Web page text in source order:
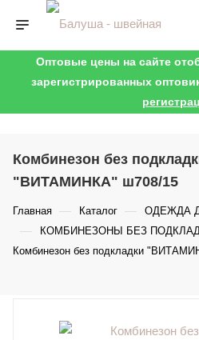
Оптовые цены на сайте
зарегистрированных
Комбинезон без
"ВИТАМИНКА" ш708/15
Главная — Каталог — ОДЕЖДА
— КОМБИНЕЗОНЫ БЕЗ
Комбинезон без подкладки